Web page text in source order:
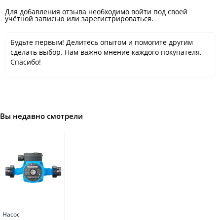
Для добавления отзыва необходимо войти под своей
учётной записью или зарегистрироваться.
Будьте первым! Делитесь опытом и помогите другим
сделать выбор. Нам важно мнение каждого покупателя.
Спасибо!
Вы недавно смотрели
Насос